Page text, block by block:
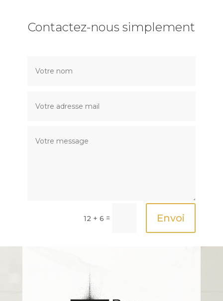
Contactez-nous simplement
12 + 6 = Envoi